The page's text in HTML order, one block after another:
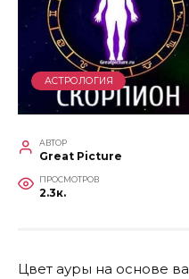
АСТРОЛОГИЯ
АВТОР
Great Picture
ПРОСМОТРОВ
2.3к.
Цвет ауры на основе